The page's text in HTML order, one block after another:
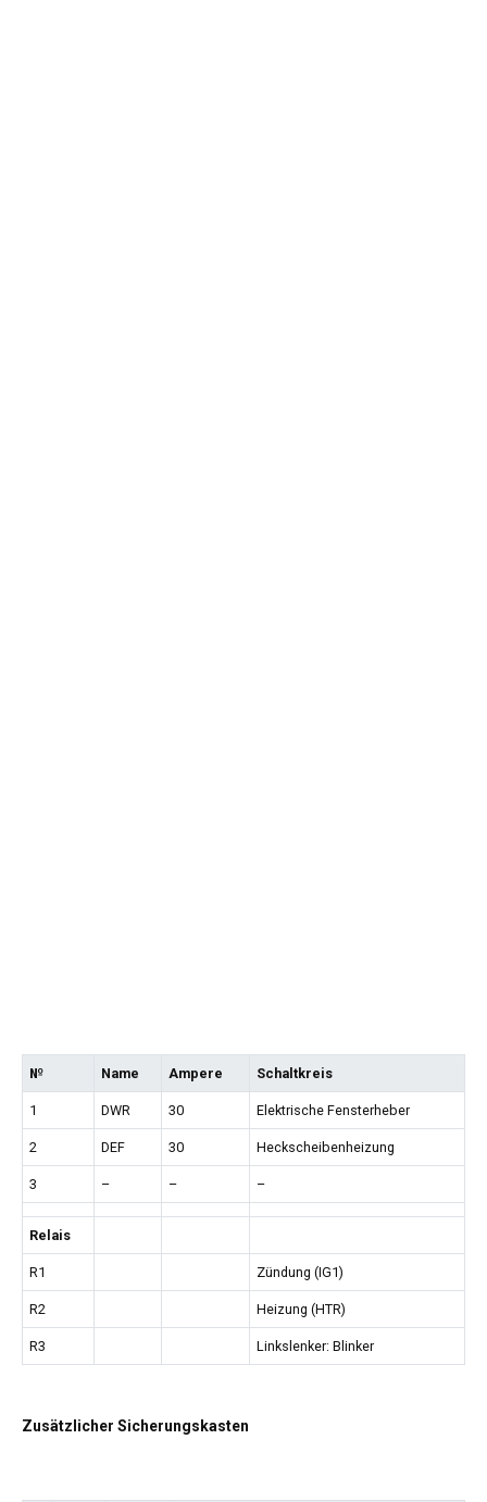
№ Name Ampere Schaltkreis
1 DWR 30 Elektrische Fensterheber
2 DEF 30 Heckscheibenheizung
3 – – –
Relais
R1 Zündung (IG1)
R2 Heizung (HTR)
R3 Linkslenker: Blinker
Zusätzlicher Sicherungskasten